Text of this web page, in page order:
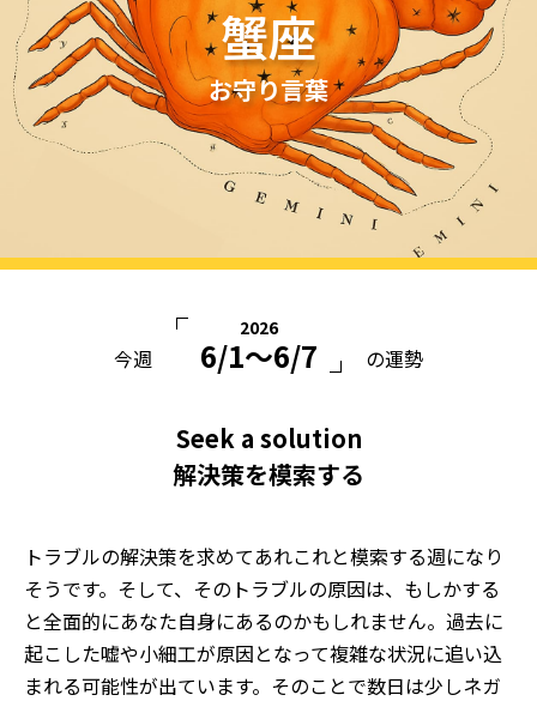
蟹座
お守り言葉
今週
2026
6/1〜6/7 の運勢
Seek a solution
解決策を模索する
トラブルの解決策を求めてあれこれと模索する週になり
そうです。そして、そのトラブルの原因は、もしかする
と全面的にあなた自身にあるのかもしれません。過去に
起こした嘘や小細工が原因となって複雑な状況に追い込
まれる可能性が出ています。そのことで数日は少しネガ